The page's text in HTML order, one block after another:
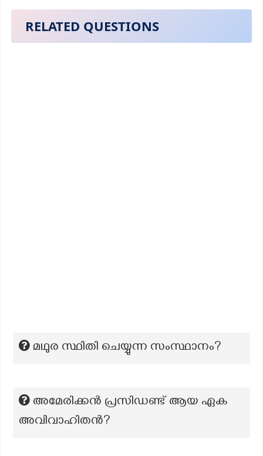
RELATED QUESTIONS
മഥുര സ്ഥിതി ചെയ്യുന്ന സംസ്ഥാനം?
അമേരിക്കൻ പ്രസിഡണ്ട് ആയ ഏക
അവിവാഹിതൻ?